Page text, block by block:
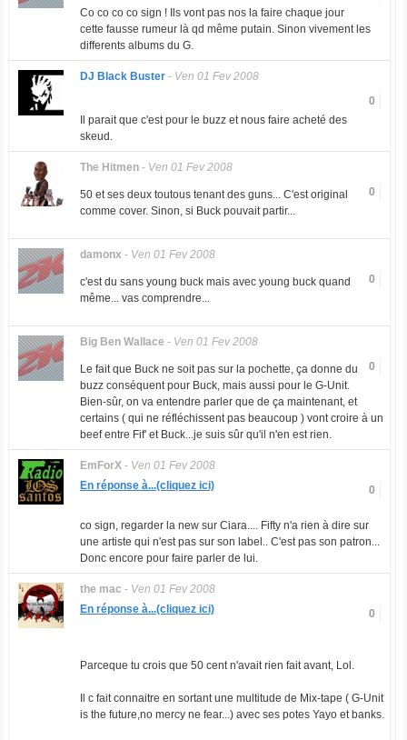
Co co co co sign ! Ils vont pas nos la faire chaque jour
cette fausse rumeur là qd même putain. Sinon vivement les
differents albums du G.
DJ Black Buster- Ven 01 Fev 2008
0
Il parait que c'est pour le buzz et nous faire acheté des
skeud.
The Hitmen- Ven 01 Fev 2008
0
50 et ses deux toutous tenant des guns... C'est original
comme cover. Sinon, si Buck pouvait partir...
damonx - Ven 01 Fev 2008
0
c'est du sans young buck mais avec young buck quand
même... vas comprendre...
Big Ben Wallace - Ven 01 Fev 2008
0
Le fait que Buck ne soit pas sur la pochette, ça donne du
buzz conséquent pour Buck, mais aussi pour le G-Unit.
Bien-sûr, on va entendre parler que de ça maintenant, et
certains ( qui ne réfléchissent pas beaucoup ) vont croire à un
beef entre Fif' et Buck...je suis sûr qu'il n'en est rien.
EmForX- Ven 01 Fev 2008
0
En réponse à...(cliquez ici)
co sign, regarder la new sur Ciara.... Fifty n'a rien à dire sur
une artiste qui n'est pas sur son label.. C'est pas son patron...
Donc encore pour faire parler de lui.
the mac - Ven 01 Fev 2008
0
En réponse à...(cliquez ici)
Parceque tu crois que 50 cent n'avait rien fait avant, Lol.
Il c fait connaitre en sortant une multitude de Mix-tape ( G-Unit
is the future,no mercy ne fear...) avec ses potes Yayo et banks.